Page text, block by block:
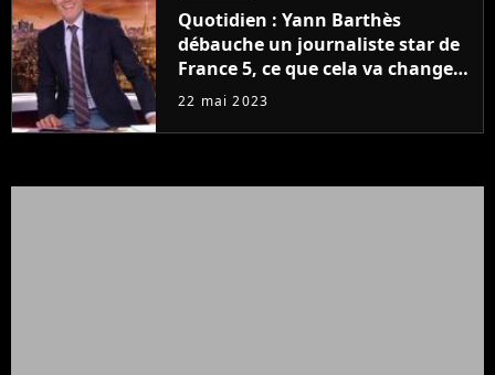
Quotidien : Yann Barthès
débauche un journaliste star de
France 5, ce que cela va changer
à la rentrée
22 mai 2023